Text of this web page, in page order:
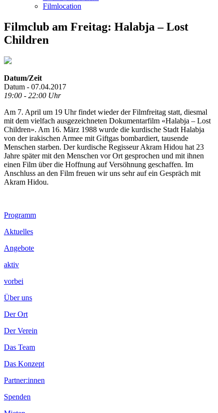
Filmlocation
Filmclub am Freitag: Halabja – Lost
Children
Datum/Zeit
Datum - 07.04.2017
19:00 - 22:00 Uhr
Am 7. April um 19 Uhr findet wieder der Filmfreitag statt, diesmal
mit dem vielfach ausgezeichneten Dokumentarfilm «Halabja – Lost
Children». Am 16. März 1988 wurde die kurdische Stadt Halabja
von der irakischen Armee mit Giftgas bombardiert, tausende
Menschen starben. Der kurdische Regisseur Akram Hidou hat 23
Jahre später mit den Menschen vor Ort gesprochen und mit ihnen
einen Film über die Hoffnung auf Versöhnung geschaffen. Im
Anschluss an den Film freuen wir uns sehr auf ein Gespräch mit
Akram Hidou.
Footer
Inhalt
Programm
Aktuelles
Angebote
aktiv
vorbei
Über uns
Der Ort
Der Verein
Das Team
Das Konzept
Partner:innen
Spenden